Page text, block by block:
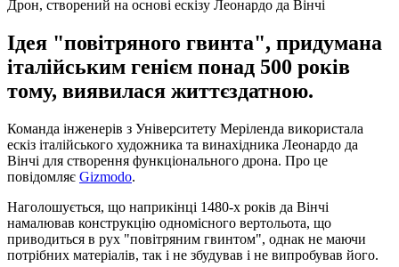
Дрон, створений на основі ескізу Леонардо да Вінчі
Ідея "повітряного гвинта", придумана
італійським генієм понад 500 років
тому, виявилася життєздатною.
Команда інженерів з Університету Меріленда використала
ескіз італійського художника та винахідника Леонардо да
Вінчі для створення функціонального дрона. Про це
повідомляє Gizmodo.
Наголошується, що наприкінці 1480-х років да Вінчі
намалював конструкцію одномісного вертольота, що
приводиться в рух "повітряним гвинтом", однак не маючи
потрібних матеріалів, так і не збудував і не випробував його.